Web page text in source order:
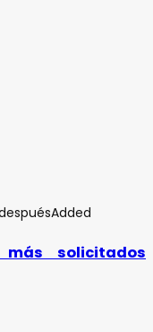
Added
solicitados